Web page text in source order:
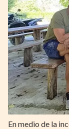
En medio de la